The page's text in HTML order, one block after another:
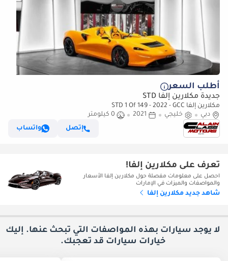
أطلب السعر
جديدة مكلارين إلفا STD
مكلارين إلفا STD 1 Of 149 - 2022 - GCC
دبي
خليجي 2021
0 كيلومتر
إتصل
واتساب
تعرف على مكلارين إلفا!
احصل على معلومات مفصلة حول مكلارين إلفا الأسعار
والمواصفات والميزات في الإمارات
شاهد جديد مكلارين إلفا
لا يوجد سيارات بهذه المواصفات التي تبحث عنها. إليك
خيارات سيارات قد تعجبك.